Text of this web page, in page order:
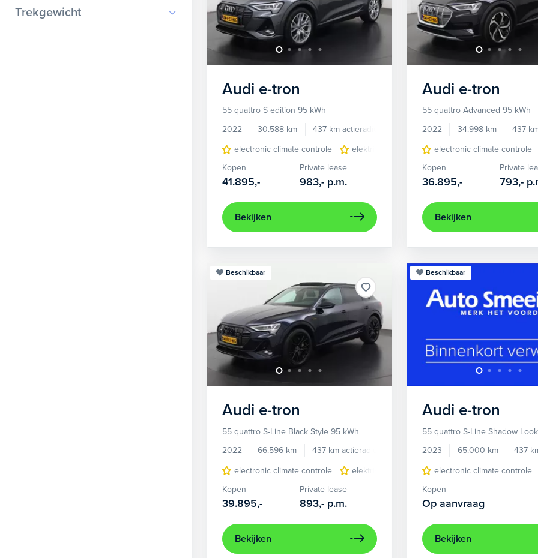
Hybride benzine
Chassis cabine
Trekgewicht
Audi e-tron
55 quattro S edition 95 kWh
2022
30.588 km 437 km actieradius
Elektrisch
electronic climate controle
elektrisch glazen panorama-dak lederen/stof
Kopen
41.895,-
Private lease
983,- p.m.
Bekijken
Audi e-tron
55 quattro Advanced 95 kWh
2022
34.998 km 437
electronic climate controle
Kopen
36.895,-
Private
793,-
Bekijken
Beschikbaar
Audi e-tron
55 quattro S-Line Black Style 95 kWh
2022
66.596 km 437 km actieradius
Elektrisch
electronic climate controle
elektrisch glazen panorama-dak lichtmetalen
Kopen
39.895,-
Private lease
893,- p.m.
Bekijken
Beschikbaar
Audi e-tron
55 quattro S-Line Shadow
2023
65.000 km 437
electronic climate controle
Kopen
Op aanvraag
Bekijken